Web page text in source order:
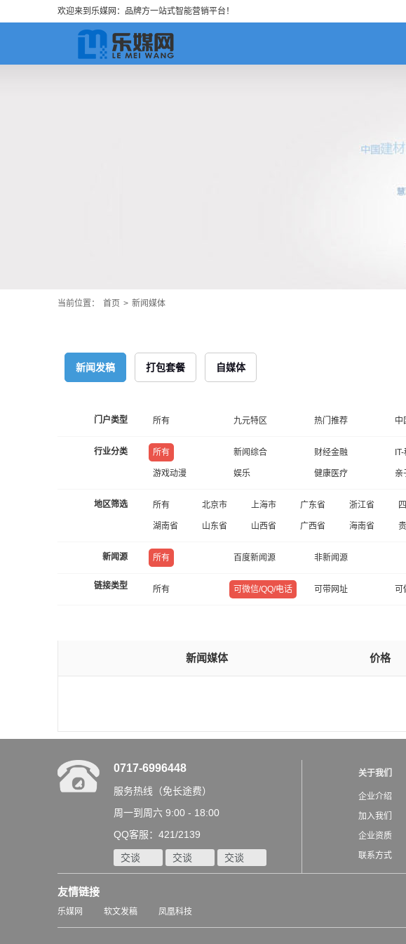
欢迎来到乐媒网：品牌方一站式智能营销平台！
当前位置： 首页 > 新闻媒体
新闻发稿 打包套餐 自媒体
门户类型 所有 九元特区 热门推荐 中
行业分类 所有 新闻综合 财经金融
游戏动漫 娱乐 健康医疗 亲
地区筛选 所有 北京市 上海市 广东省 浙江省
湖南省 山东省 山西省 广西省 海南省
新闻源 所有 百度新闻源 非新闻源
链接类型 所有 可微信/QQ/电话 可带网址 可
新闻媒体 价格
0717-6996448
服务热线（免长途费）
周一到周六 9:00 - 18:00
QQ客服：421/2139
交谈 交谈 交谈
关于我们
企业介绍
加入我们
企业资质
联系方式
友情链接
乐媒网 软文发稿 凤凰科技